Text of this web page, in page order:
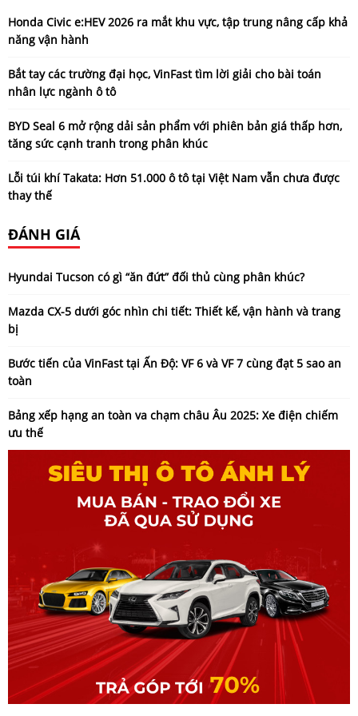
Honda Civic e:HEV 2026 ra mắt khu vực, tập trung nâng cấp khả
năng vận hành
Bắt tay các trường đại học, VinFast tìm lời giải cho bài toán
nhân lực ngành ô tô
BYD Seal 6 mở rộng dải sản phẩm với phiên bản giá thấp hơn,
tăng sức cạnh tranh trong phân khúc
Lỗi túi khí Takata: Hơn 51.000 ô tô tại Việt Nam vẫn chưa được
thay thế
ĐÁNH GIÁ
Hyundai Tucson có gì “ăn đứt” đối thủ cùng phân khúc?
Mazda CX-5 dưới góc nhìn chi tiết: Thiết kế, vận hành và trang
bị
Bước tiến của VinFast tại Ấn Độ: VF 6 và VF 7 cùng đạt 5 sao an
toàn
Bảng xếp hạng an toàn va chạm châu Âu 2025: Xe điện chiếm
ưu thế